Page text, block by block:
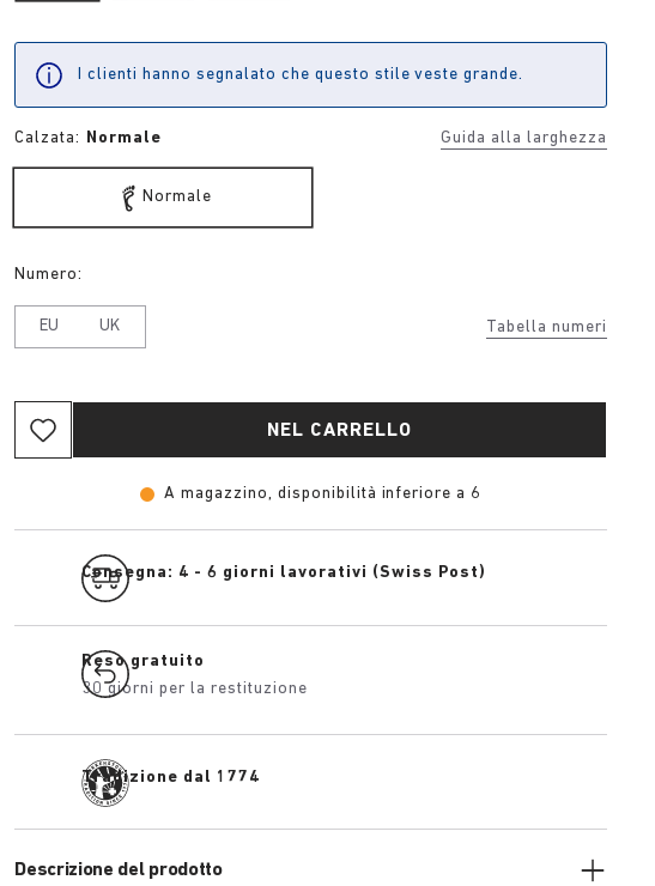
I clienti hanno segnalato che questo stile veste grande.
Calzata: Normale Guida alla larghezza
Normale
Tabella numeri
Numero:
EU UK
NEL CARRELLO
A magazzino, disponibilità inferiore a 6
Consegna: 4 - 6 giorni lavorativi (Swiss Post)
Reso gratuito
30 giorni per la restituzione
Tradizione dal 1774
Descrizione del prodotto